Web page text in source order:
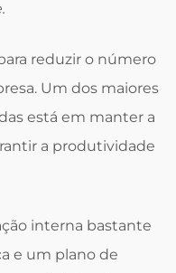
reduzir o número
Um dos maiores
está em manter a
a produtividade
interna bastante
e um plano de